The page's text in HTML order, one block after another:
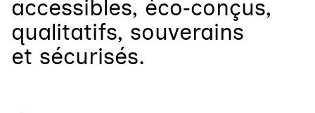
accessibles, éco‑conçus,
qualitatifs, souverains
et sécurisés.